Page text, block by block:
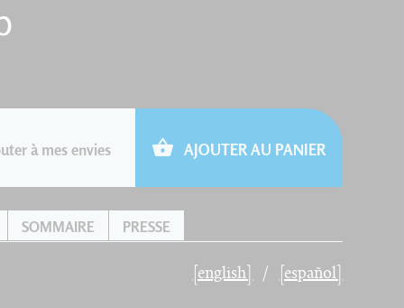
à mes envies AJOUTER AU PANIER
SOMMAIRE PRESSE
[english] [español]